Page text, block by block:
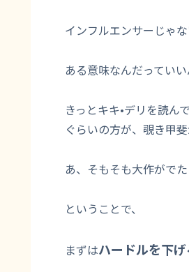
インフルエンサーじゃな
ある意味なんだってい
きっとキキ•デリを読ん
ぐらいの方が、覗き甲斐
あ、そもそも大作がで
ということで、
まずはハードルを下